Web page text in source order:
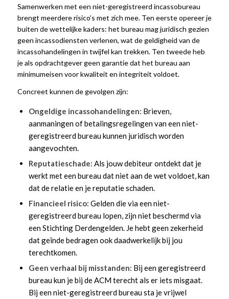
Samenwerken met een niet-geregistreerd incassobureau
brengt meerdere risico’s met zich mee. Ten eerste opereer je
buiten de wettelijke kaders: het bureau mag juridisch gezien
geen incassodiensten verlenen, wat de geldigheid van de
incassohandelingen in twijfel kan trekken. Ten tweede heb
je als opdrachtgever geen garantie dat het bureau aan
minimumeisen voor kwaliteit en integriteit voldoet.
Concreet kunnen de gevolgen zijn:
Ongeldige incassohandelingen: Brieven,
aanmaningen of betalingsregelingen van een niet-
geregistreerd bureau kunnen juridisch worden
aangevochten.
Reputatieschade: Als jouw debiteur ontdekt dat je
werkt met een bureau dat niet aan de wet voldoet, kan
dat de relatie en je reputatie schaden.
Financieel risico: Gelden die via een niet-
geregistreerd bureau lopen, zijn niet beschermd via
een Stichting Derdengelden. Je hebt geen zekerheid
dat geïnde bedragen ook daadwerkelijk bij jou
terechtkomen.
Geen verhaal bij misstanden: Bij een geregistreerd
bureau kun je bij de ACM terecht als er iets misgaat.
Bij een niet-geregistreerd bureau sta je vrijwel